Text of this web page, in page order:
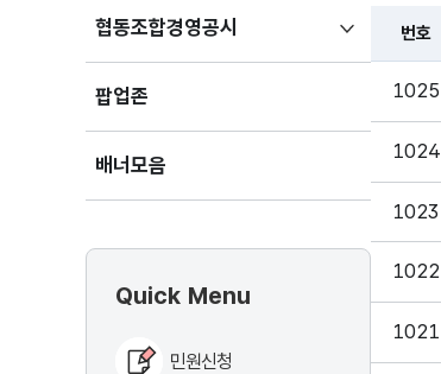
협동조합경영공시
펼치기
팝업존
배너모음
Quick Menu
민원신청
번호
1025
1024
1023
1022
1021